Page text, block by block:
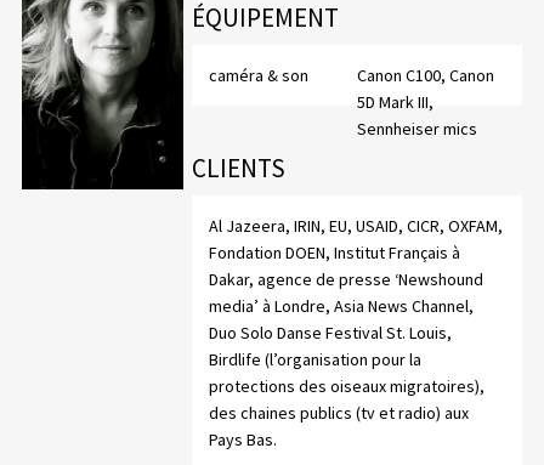
ÉQUIPEMENT
caméra & son
Canon C100, Canon
5D Mark III,
Sennheiser mics
CLIENTS
Al Jazeera, IRIN, EU, USAID, CICR, OXFAM,
Fondation DOEN, Institut Français à
Dakar, agence de presse ‘Newshound
media’ à Londre, Asia News Channel,
Duo Solo Danse Festival St. Louis,
Birdlife (l’organisation pour la
protections des oiseaux migratoires),
des chaines publics (tv et radio) aux
Pays Bas.